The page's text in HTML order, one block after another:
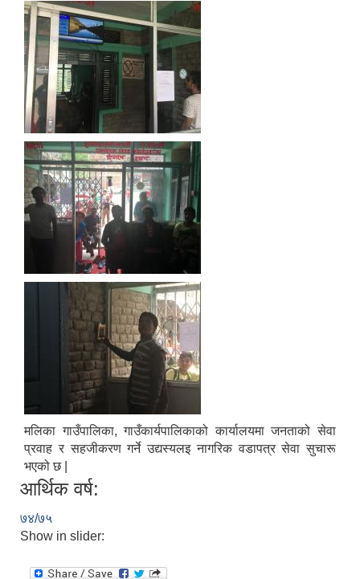
मलिका गाउँपालिका, गाउँकार्यपालिकाको कार्यालयमा जनताको सेवा
प्रवाह र सहजीकरण गर्ने उद्यस्यलइ नागरिक वडापत्र सेवा सुचारू
भएको छ |
आर्थिक वर्ष:
७४/७५
Show in slider: